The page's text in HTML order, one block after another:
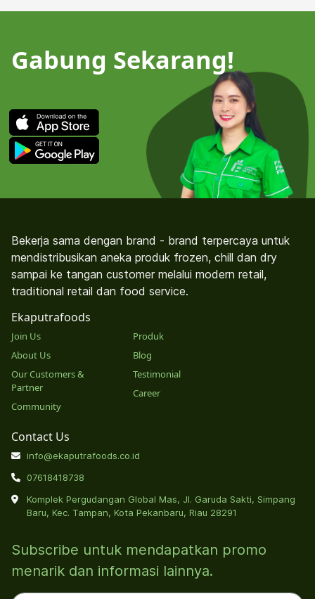
Gabung Sekarang!
Bekerja sama dengan brand - brand terpercaya untuk
mendistribusikan aneka produk frozen, chill dan dry
sampai ke tangan customer melalui modern retail,
traditional retail dan food service.
Ekaputrafoods
Join Us
About Us
Our Customers &
Partner
Community
Produk
Blog
Testimonial
Career
Contact Us
info@ekaputrafoods.co.id
07618418738
Komplek Pergudangan Global Mas, Jl. Garuda Sakti, Simpang
Baru, Kec. Tampan, Kota Pekanbaru, Riau 28291
Subscribe untuk mendapatkan promo
menarik dan informasi lainnya.